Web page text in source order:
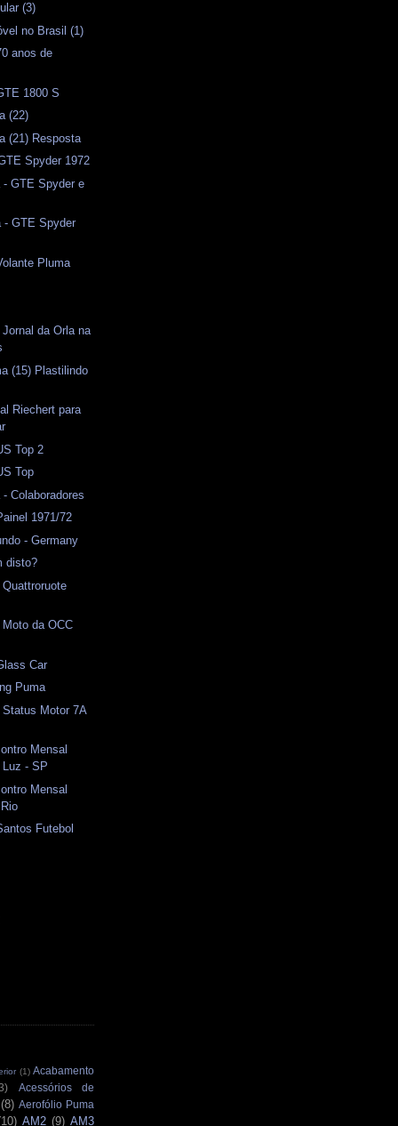
(3)
no Brasil (1)
anos de
1800 S
(22)
(21) Resposta
Spyder 1972
- GTE Spyder e
- GTE Spyder
Pluma
Jornal da Orla na
(15) Plastilindo
Riechert para
Top 2
Top
Colaboradores
1971/72
- Germany
disto?
Moto da OCC
Car
Puma
Status Motor 7A
Mensal
Luz - SP
Mensal
Futebol
(1) Acabamento
Acessórios de
(8) Aerofólio Puma
AM2 (9) AM3